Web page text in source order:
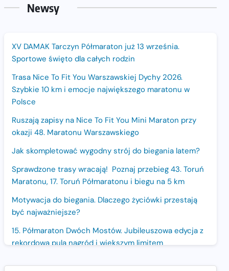
Newsy
XV DAMAK Tarczyn Półmaraton już 13 września.
Sportowe święto dla całych rodzin
Trasa Nice To Fit You Warszawskiej Dychy 2026.
Szybkie 10 km i emocje największego maratonu w
Polsce
Ruszają zapisy na Nice To Fit You Mini Maraton przy
okazji 48. Maratonu Warszawskiego
Jak skompletować wygodny strój do biegania latem?
Sprawdzone trasy wracają! Poznaj przebieg 43. Toruń
Maratonu, 17. Toruń Półmaratonu i biegu na 5 km
Motywacja do biegania. Dlaczego życiówki przestają
być najważniejsze?
15. Półmaraton Dwóch Mostów. Jubileuszowa edycja z
rekordową pulą nagród i większym limitem